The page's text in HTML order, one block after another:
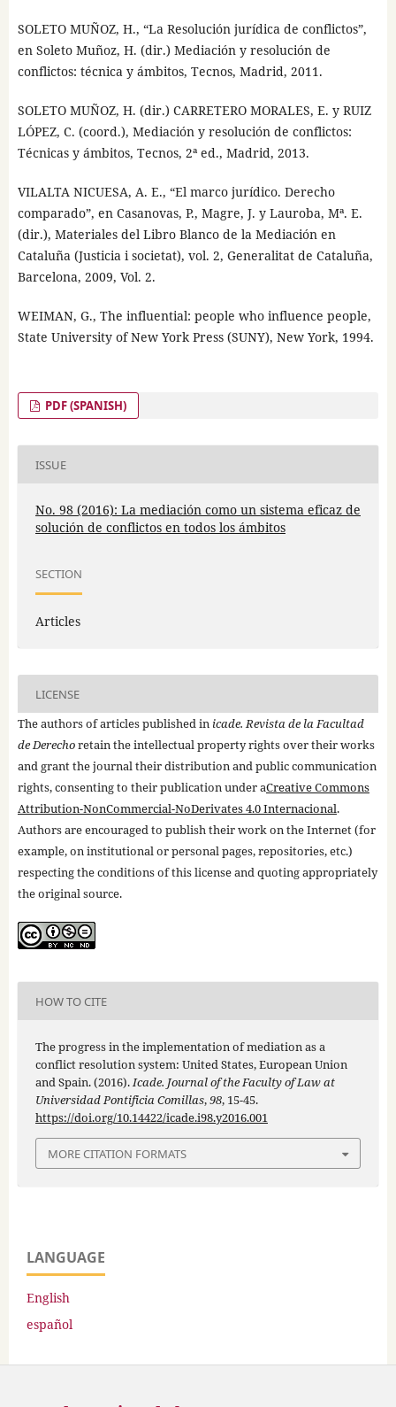
SOLETO MUÑOZ, H., “La Resolución jurídica de conflictos”,
en Soleto Muñoz, H. (dir.) Mediación y resolución de
conflictos: técnica y ámbitos, Tecnos, Madrid, 2011.
SOLETO MUÑOZ, H. (dir.) CARRETERO MORALES, E. y RUIZ
LÓPEZ, C. (coord.), Mediación y resolución de conflictos:
Técnicas y ámbitos, Tecnos, 2ª ed., Madrid, 2013.
VILALTA NICUESA, A. E., “El marco jurídico. Derecho
comparado”, en Casanovas, P., Magre, J. y Lauroba, Mª. E.
(dir.), Materiales del Libro Blanco de la Mediación en
Cataluña (Justicia i societat), vol. 2, Generalitat de Cataluña,
Barcelona, 2009, Vol. 2.
WEIMAN, G., The influential: people who influence people,
State University of New York Press (SUNY), New York, 1994.
PDF (SPANISH)
ISSUE
No. 98 (2016): La mediación como un sistema eficaz de
solución de conflictos en todos los ámbitos
SECTION
Articles
LICENSE
The authors of articles published in icade. Revista de la Facultad
de Derechoretain the intellectual property rights over their works
and grant the journal their distribution and public communication
rights, consenting to their publication under aCreative Commons
Attribution-NonCommercial-NoDerivates 4.0 Internacional.
Authors are encouraged to publish their work on the Internet (for
example, on institutional or personal pages, repositories, etc.)
respecting the conditions of this license and quoting appropriately
the original source.
HOW TO CITE
The progress in the implementation of mediation as a
conflict resolution system: United States, European Union
and Spain. (2016).Icade. Journal of the Faculty of Law at
Universidad Pontificia Comillas,98, 15-45.
https://doi.org/10.14422/icade.i98.y2016.001
MORE CITATION FORMATS
LANGUAGE
English
español